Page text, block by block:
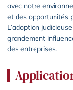
avec notre
et des opportunités
L’adoption
grandement
des entreprises.